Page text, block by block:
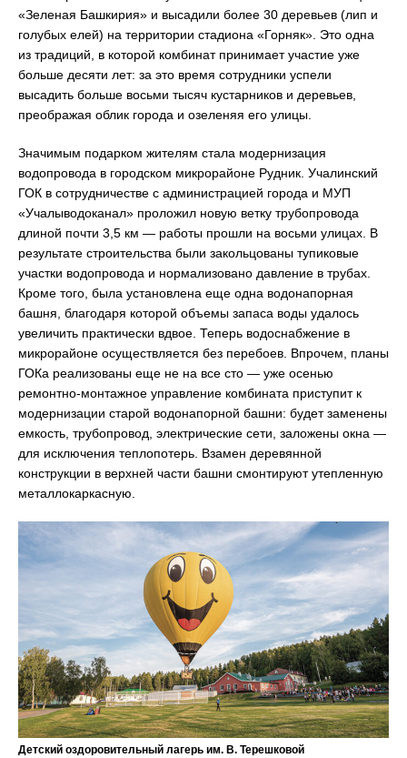
«Зеленая Башкирия» и высадили более 30 деревьев (лип и
голубых елей) на территории стадиона «Горняк». Это одна
из традиций, в которой комбинат принимает участие уже
больше десяти лет: за это время сотрудники успели
высадить больше восьми тысяч кустарников и деревьев,
преображая облик города и озеленяя его улицы.
Значимым подарком жителям стала модернизация
водопровода в городском микрорайоне Рудник. Учалинский
ГОК в сотрудничестве с администрацией города и МУП
«Учалыводоканал» проложил новую ветку трубопровода
длиной почти 3,5 км — работы прошли на восьми улицах. В
результате строительства были закольцованы тупиковые
участки водопровода и нормализовано давление в трубах.
Кроме того, была установлена еще одна водонапорная
башня, благодаря которой объемы запаса воды удалось
увеличить практически вдвое. Теперь водоснабжение в
микрорайоне осуществляется без перебоев. Впрочем, планы
ГОКа реализованы еще не на все сто — уже осенью
ремонтно-монтажное управление комбината приступит к
модернизации старой водонапорной башни: будет заменены
емкость, трубопровод, электрические сети, заложены окна —
для исключения теплопотерь. Взамен деревянной
конструкции в верхней части башни смонтируют утепленную
металлокаркасную.
Детский оздоровительный лагерь им. В. Терешковой